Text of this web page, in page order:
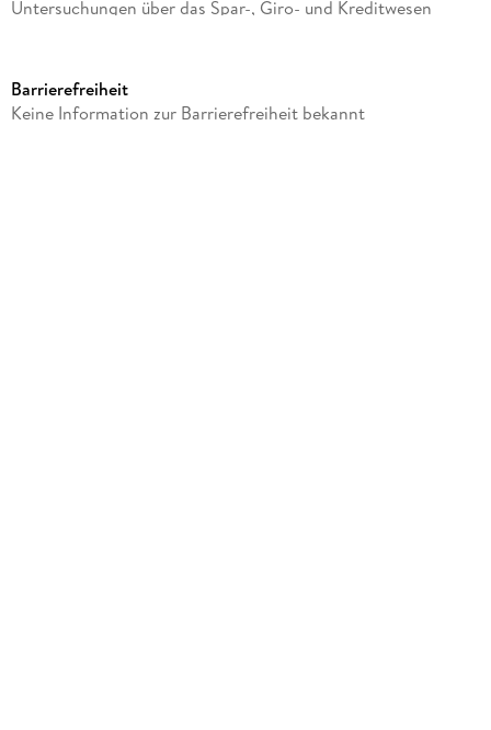
Untersuchungen über das Spar-, Giro- und Kreditwesen
Gustav Dieckheuer
Verlag/Hersteller
Barrierefreiheit
Keine Information zur Barrierefreiheit bekannt